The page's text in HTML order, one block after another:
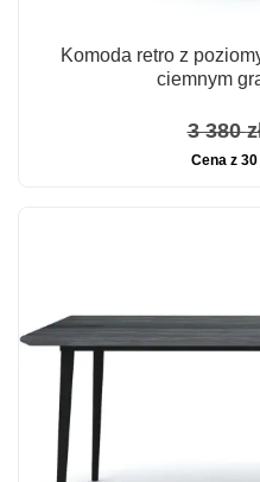
Komoda retro z
ciemnym
3 380
Cena z